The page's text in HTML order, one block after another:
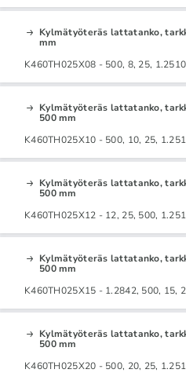
Kylmätyöteräs lattatanko,
mm
K460TH025X08 - 500, 8, 25,
Kylmätyöteräs lattatanko,
500 mm
K460TH025X10 - 500, 10, 25,
Kylmätyöteräs lattatanko,
500 mm
K460TH025X12 - 12, 25, 500,
Kylmätyöteräs lattatanko,
500 mm
K460TH025X15 - 1.2842, 500, 15,
Kylmätyöteräs lattatanko,
500 mm
K460TH025X20 - 500, 20, 25,